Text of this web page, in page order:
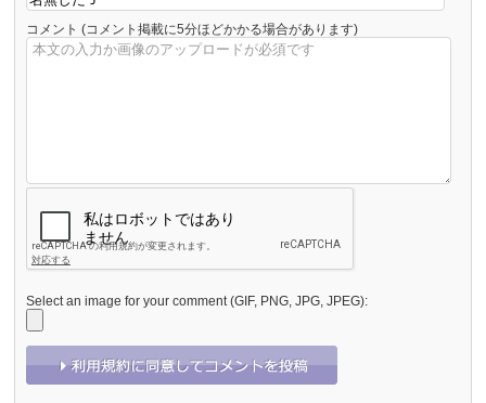
コメント (コメント掲載に5分ほどかかる場合があります)
Select an image for your comment (GIF, PNG, JPG, JPEG):